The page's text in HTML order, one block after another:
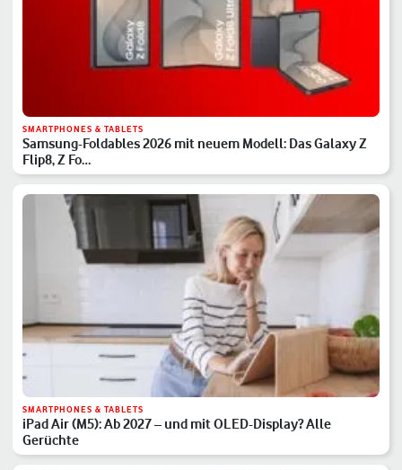
SMARTPHONES & TABLETS
Samsung-Foldables 2026 mit neuem Modell: Das Galaxy Z
Flip8, Z Fo…
SMARTPHONES & TABLETS
iPad Air (M5): Ab 2027 – und mit OLED-Display? Alle
Gerüchte